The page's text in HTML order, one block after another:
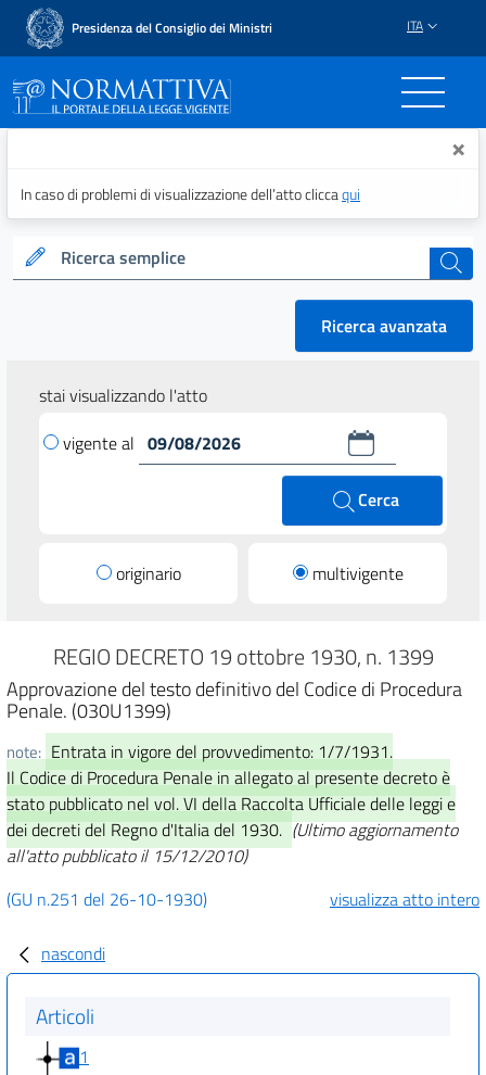
Presidenza del Consiglio dei Ministri ITA
Normattiva - Il portale ×
In caso di problemi di visualizzazione dell’atto cliccaqui
Ricerca semplice cerca
Ricerca avanzata
stai visualizzando l'atto
vigente al
Cerca
originario multivigente
REGIO DECRETO 19 ottobre 1930, n. 1399
Approvazione del testo definitivo del Codice di Procedura
Penale. (030U1399)
note: Entrata in vigore del provvedimento: 1/7/1931.
Il Codice di Procedura Penale in allegato al presente decreto è
stato pubblicato nel vol. VI della Raccolta Ufficiale delle leggi e
dei decreti del Regno d'Italia del 1930.(Ultimo aggiornamento
all'atto pubblicato il 15/12/2010)
(GU n.251 del 26-10-1930)
visualizza atto intero
nascondi
Articoli
1